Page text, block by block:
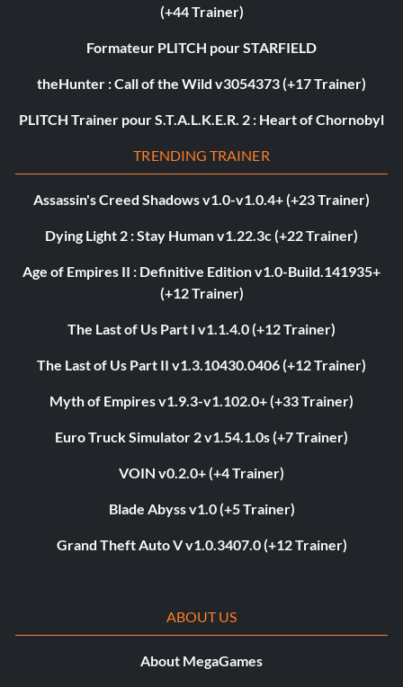
(+44 Trainer)
Formateur PLITCH pour STARFIELD
theHunter : Call of the Wild v3054373 (+17 Trainer)
PLITCH Trainer pour S.T.A.L.K.E.R. 2 : Heart of Chornobyl
TRENDING TRAINER
Assassin's Creed Shadows v1.0-v1.0.4+ (+23 Trainer)
Dying Light 2 : Stay Human v1.22.3c (+22 Trainer)
Age of Empires II : Definitive Edition v1.0-Build.141935+
(+12 Trainer)
The Last of Us Part I v1.1.4.0 (+12 Trainer)
The Last of Us Part II v1.3.10430.0406 (+12 Trainer)
Myth of Empires v1.9.3-v1.102.0+ (+33 Trainer)
Euro Truck Simulator 2 v1.54.1.0s (+7 Trainer)
VOIN v0.2.0+ (+4 Trainer)
Blade Abyss v1.0 (+5 Trainer)
Grand Theft Auto V v1.0.3407.0 (+12 Trainer)
ABOUT US
About MegaGames